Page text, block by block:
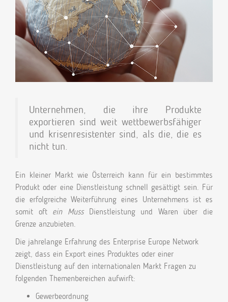
Unternehmen, die ihre Produkte
exportieren sind weit wettbewerbsfähiger
und krisenresistenter sind, als die, die es
nicht tun.
Ein kleiner Markt wie Österreich kann für ein bestimmtes
Produkt oder eine Dienstleistung schnell gesättigt sein. Für
die erfolgreiche Weiterführung eines Unternehmens ist es
somit oft ein MussDienstleistung und Waren über die
Grenze anzubieten.
Die jahrelange Erfahrung des Enterprise Europe Network
zeigt, dass ein Export eines Produktes oder einer
Dienstleistung auf den internationalen Markt Fragen zu
folgenden Themenbereichen aufwirft:
Gewerbeordnung